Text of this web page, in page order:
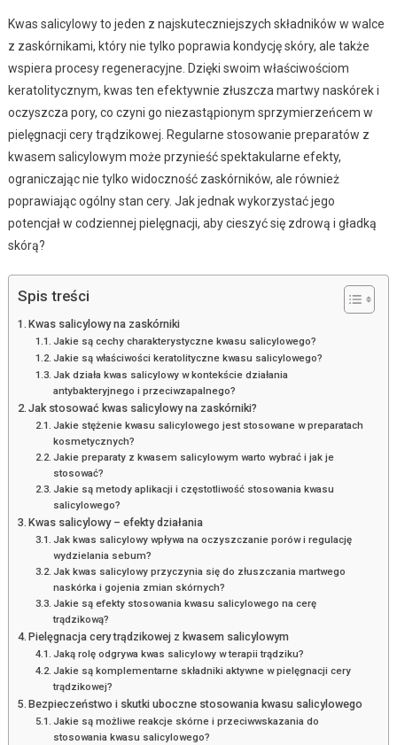
Kwas salicylowy to jeden z najskuteczniejszych składników w walce
z zaskórnikami, który nie tylko poprawia kondycję skóry, ale także
wspiera procesy regeneracyjne. Dzięki swoim właściwościom
keratolitycznym, kwas ten efektywnie złuszcza martwy naskórek i
oczyszcza pory, co czyni go niezastąpionym sprzymierzeńcem w
pielęgnacji cery trądzikowej. Regularne stosowanie preparatów z
kwasem salicylowym może przynieść spektakularne efekty,
ograniczając nie tylko widoczność zaskórników, ale również
poprawiając ogólny stan cery. Jak jednak wykorzystać jego
potencjał w codziennej pielęgnacji, aby cieszyć się zdrową i gładką
skórą?
Spis treści
Kwas salicylowy na zaskórniki
Jakie są cechy charakterystyczne kwasu salicylowego?
Jakie są właściwości keratolityczne kwasu salicylowego?
Jak działa kwas salicylowy w kontekście działania
antybakteryjnego i przeciwzapalnego?
Jak stosować kwas salicylowy na zaskórniki?
Jakie stężenie kwasu salicylowego jest stosowane w preparatach
kosmetycznych?
Jakie preparaty z kwasem salicylowym warto wybrać i jak je
stosować?
Jakie są metody aplikacji i częstotliwość stosowania kwasu
salicylowego?
Kwas salicylowy – efekty działania
Jak kwas salicylowy wpływa na oczyszczanie porów i regulację
wydzielania sebum?
Jak kwas salicylowy przyczynia się do złuszczania martwego
naskórka i gojenia zmian skórnych?
Jakie są efekty stosowania kwasu salicylowego na cerę
trądzikową?
Pielęgnacja cery trądzikowej z kwasem salicylowym
Jaką rolę odgrywa kwas salicylowy w terapii trądziku?
Jakie są komplementarne składniki aktywne w pielęgnacji cery
trądzikowej?
Bezpieczeństwo i skutki uboczne stosowania kwasu salicylowego
Jakie są możliwe reakcje skórne i przeciwwskazania do
stosowania kwasu salicylowego?